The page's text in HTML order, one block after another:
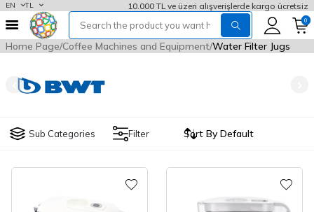
EN TL 10.000 TL ve üzeri alışverişlerde kargo ücretsiz
0
Home Page Coffee Machines and Equipment Water Filter Jugs
Sub Categories Filter